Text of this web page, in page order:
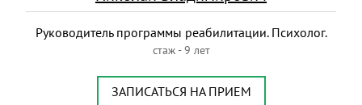
Руководитель программы реабилитации. Психолог.
стаж - 9 лет
ЗАПИСАТЬСЯ НА ПРИЕМ